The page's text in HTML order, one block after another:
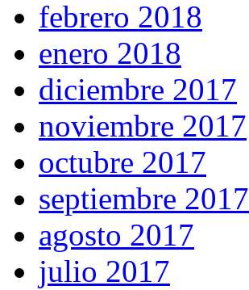
febrero 2018
enero 2018
diciembre 2017
noviembre 2017
octubre 2017
septiembre 2017
agosto 2017
julio 2017